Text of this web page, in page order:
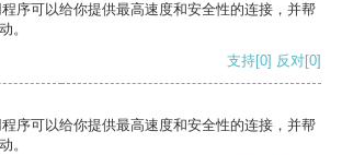
序可以给你提供最高速度和安全性的连接，并帮
。
支持[0] 反对[0]
序可以给你提供最高速度和安全性的连接，并帮
。